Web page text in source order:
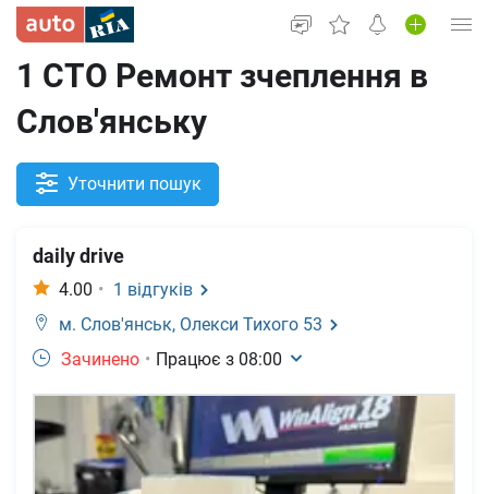
Увійти в кабінет
Вживані авто
Нові авто
Новини
Все для авто
1 СТО Ремонт зчеплення в
Слов'янську
Уточнити пошук
daily drive
4.00 • 1 відгуків
м. Слов'янськ, Олекси Тихого 53
Зачинено • Працює з 08:00